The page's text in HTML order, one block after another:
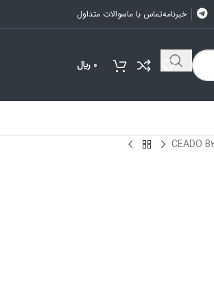
خبرنامهتماس با ماسوالات متداول
0 ﷼